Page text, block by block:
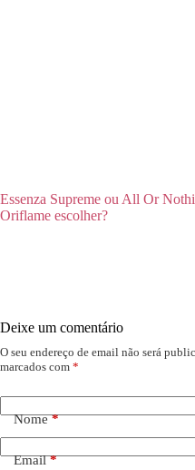
Essenza Supreme ou All Or
Oriflame escolher?
Deixe um comentário
O seu endereço de email não será
marcados com *
Nome*
Email*